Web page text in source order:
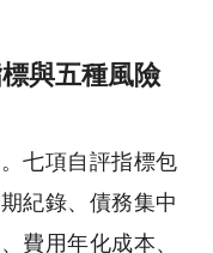
與五種風險
七項自評指標包
紀錄、債務集中
費用年化成本、